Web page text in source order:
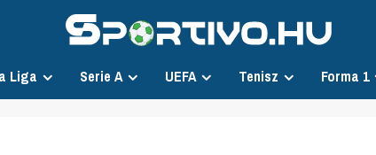
Liga Serie A UEFA Tenisz Forma 1